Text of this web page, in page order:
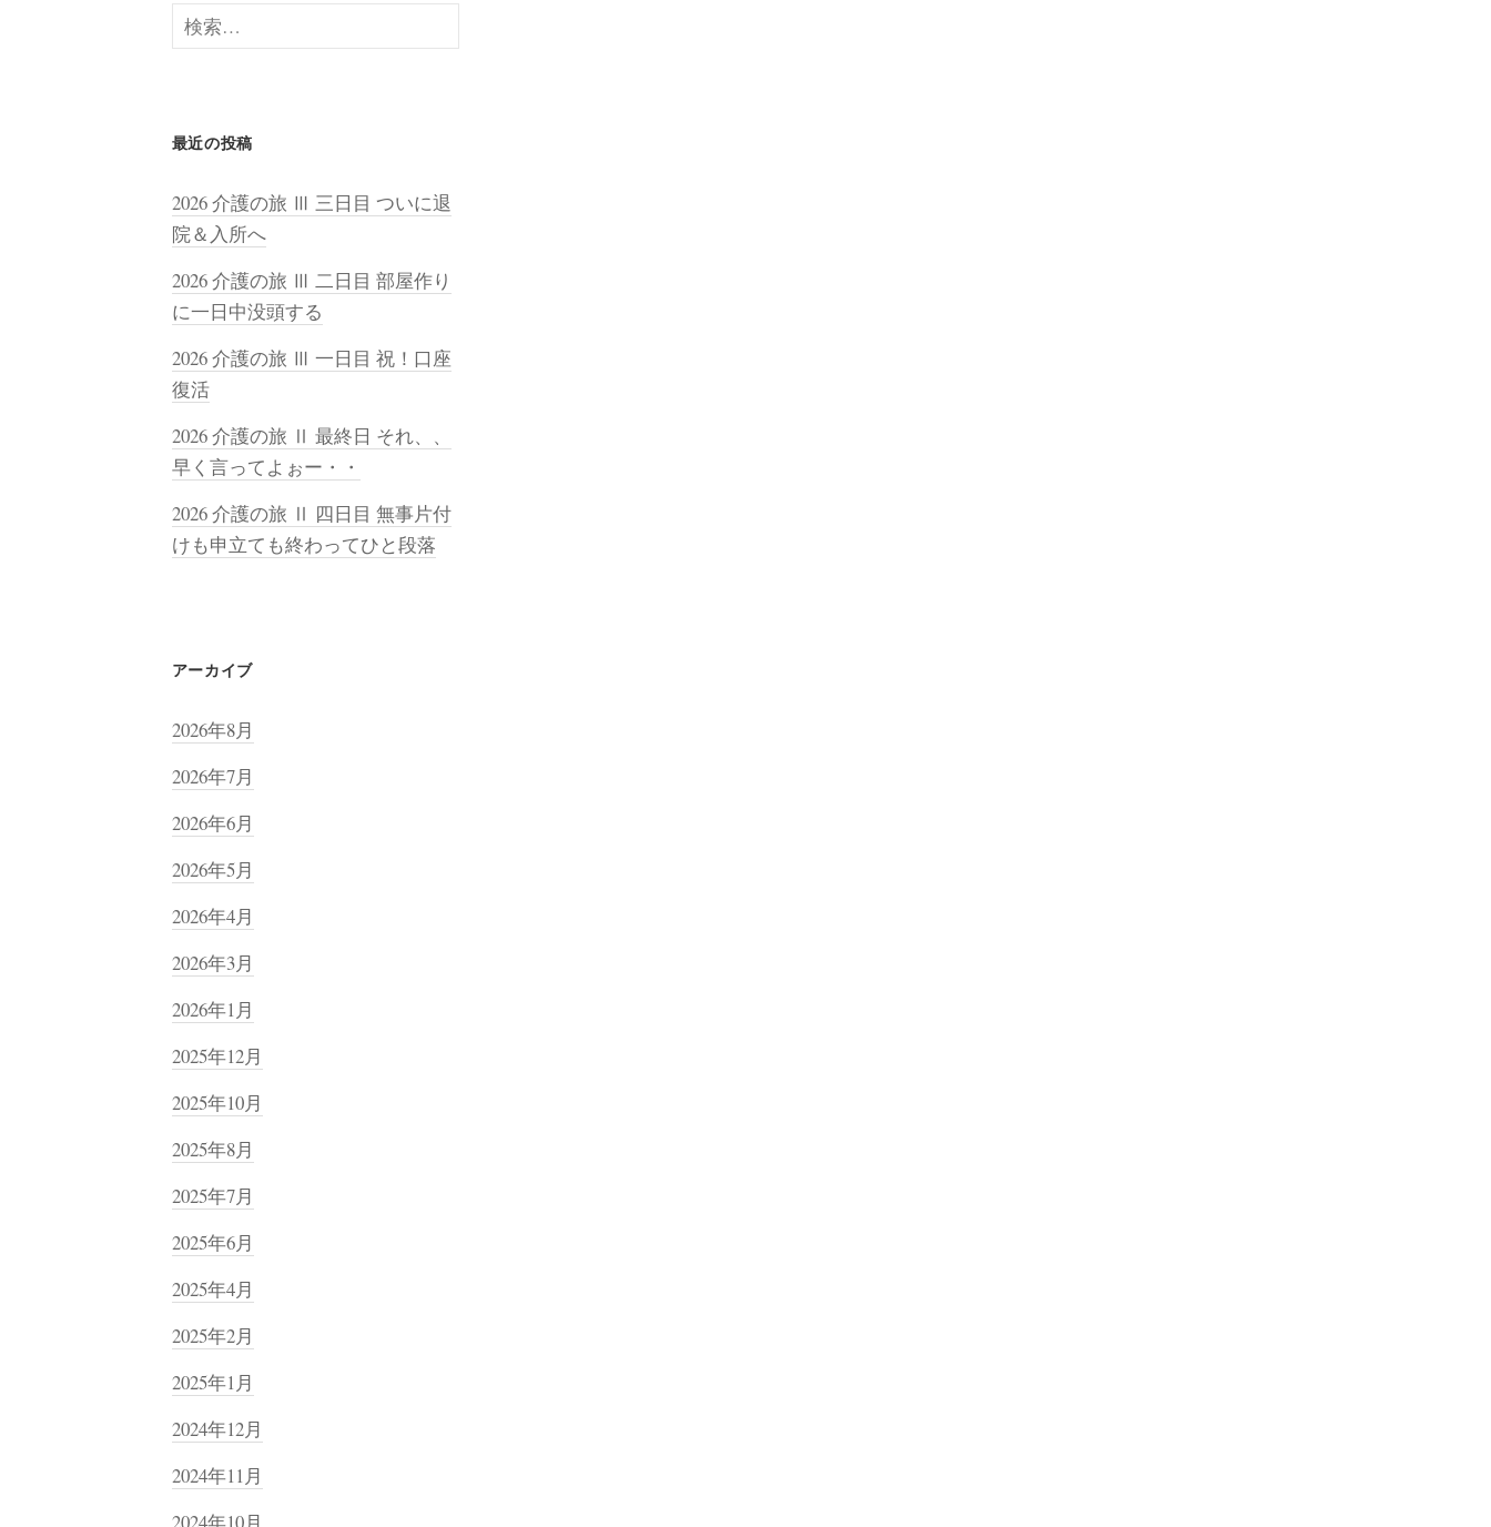
検
索:
最近の投稿
2026 介護の旅 Ⅲ 三日目 ついに退
院＆入所へ
2026 介護の旅 Ⅲ 二日目 部屋作り
に一日中没頭する
2026 介護の旅 Ⅲ 一日目 祝！口座
復活
2026 介護の旅 Ⅱ 最終日 それ、、
早く言ってよぉー・・
2026 介護の旅 Ⅱ 四日目 無事片付
けも申立ても終わってひと段落
アーカイブ
2026年8月
2026年7月
2026年6月
2026年5月
2026年4月
2026年3月
2026年1月
2025年12月
2025年10月
2025年8月
2025年7月
2025年6月
2025年4月
2025年2月
2025年1月
2024年12月
2024年11月